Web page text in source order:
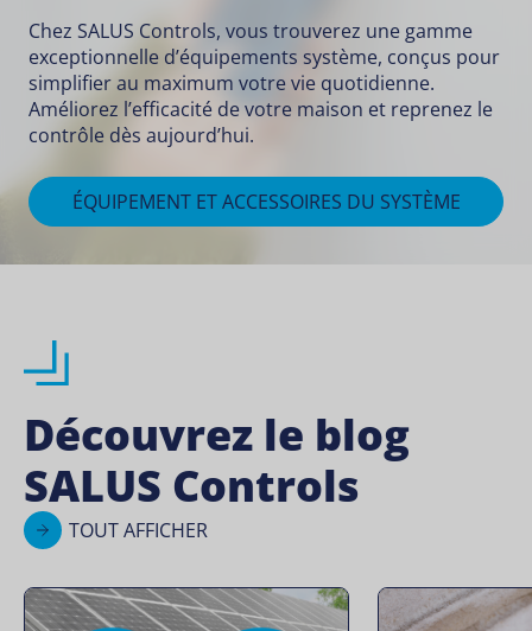
Chez SALUS Controls, vous trouverez une gamme
exceptionnelle d’équipements système, conçus pour
simplifier au maximum votre vie quotidienne.
Améliorez l’efficacité de votre maison et reprenez le
contrôle dès aujourd’hui.
ÉQUIPEMENT ET ACCESSOIRES DU SYSTÈME
Découvrez le blog
SALUS Controls
TOUT AFFICHER